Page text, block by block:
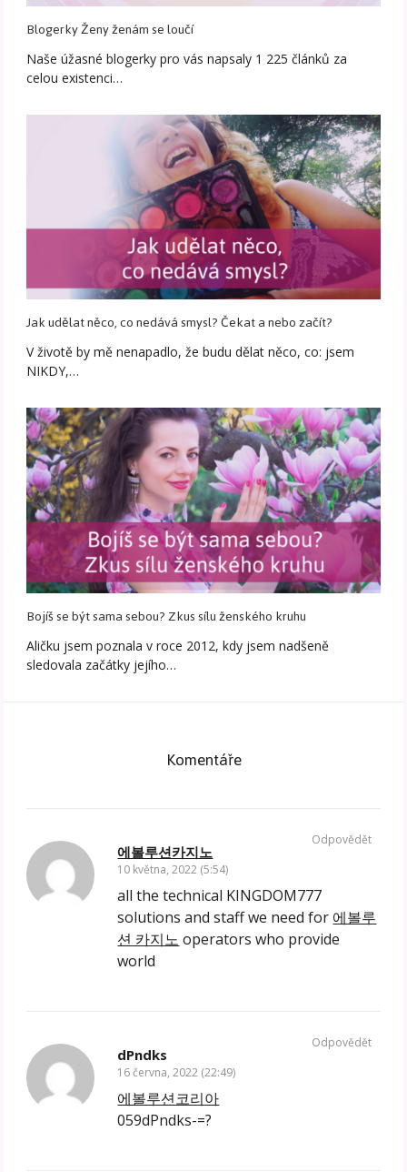
Blogerky Ženy ženám se loučí
Naše úžasné blogerky pro vás napsaly 1 225 článků za
celou existenci…
Jak udělat něco, co nedává smysl? Čekat a nebo začít?
V životě by mě nenapadlo, že budu dělat něco, co: jsem
NIKDY,…
Bojíš se být sama sebou? Zkus sílu ženského kruhu
Aličku jsem poznala v roce 2012, kdy jsem nadšeně
sledovala začátky jejího…
Komentáře
에볼루션카지노
10 května, 2022 (5:54)
all the technical KINGDOM777
solutions and staff we need for 에볼루
션 카지노 operators who provide
world
Odpovědět
dPndks
16 června, 2022 (22:49)
에볼루션코리아
059dPndks-=?
Odpovědět